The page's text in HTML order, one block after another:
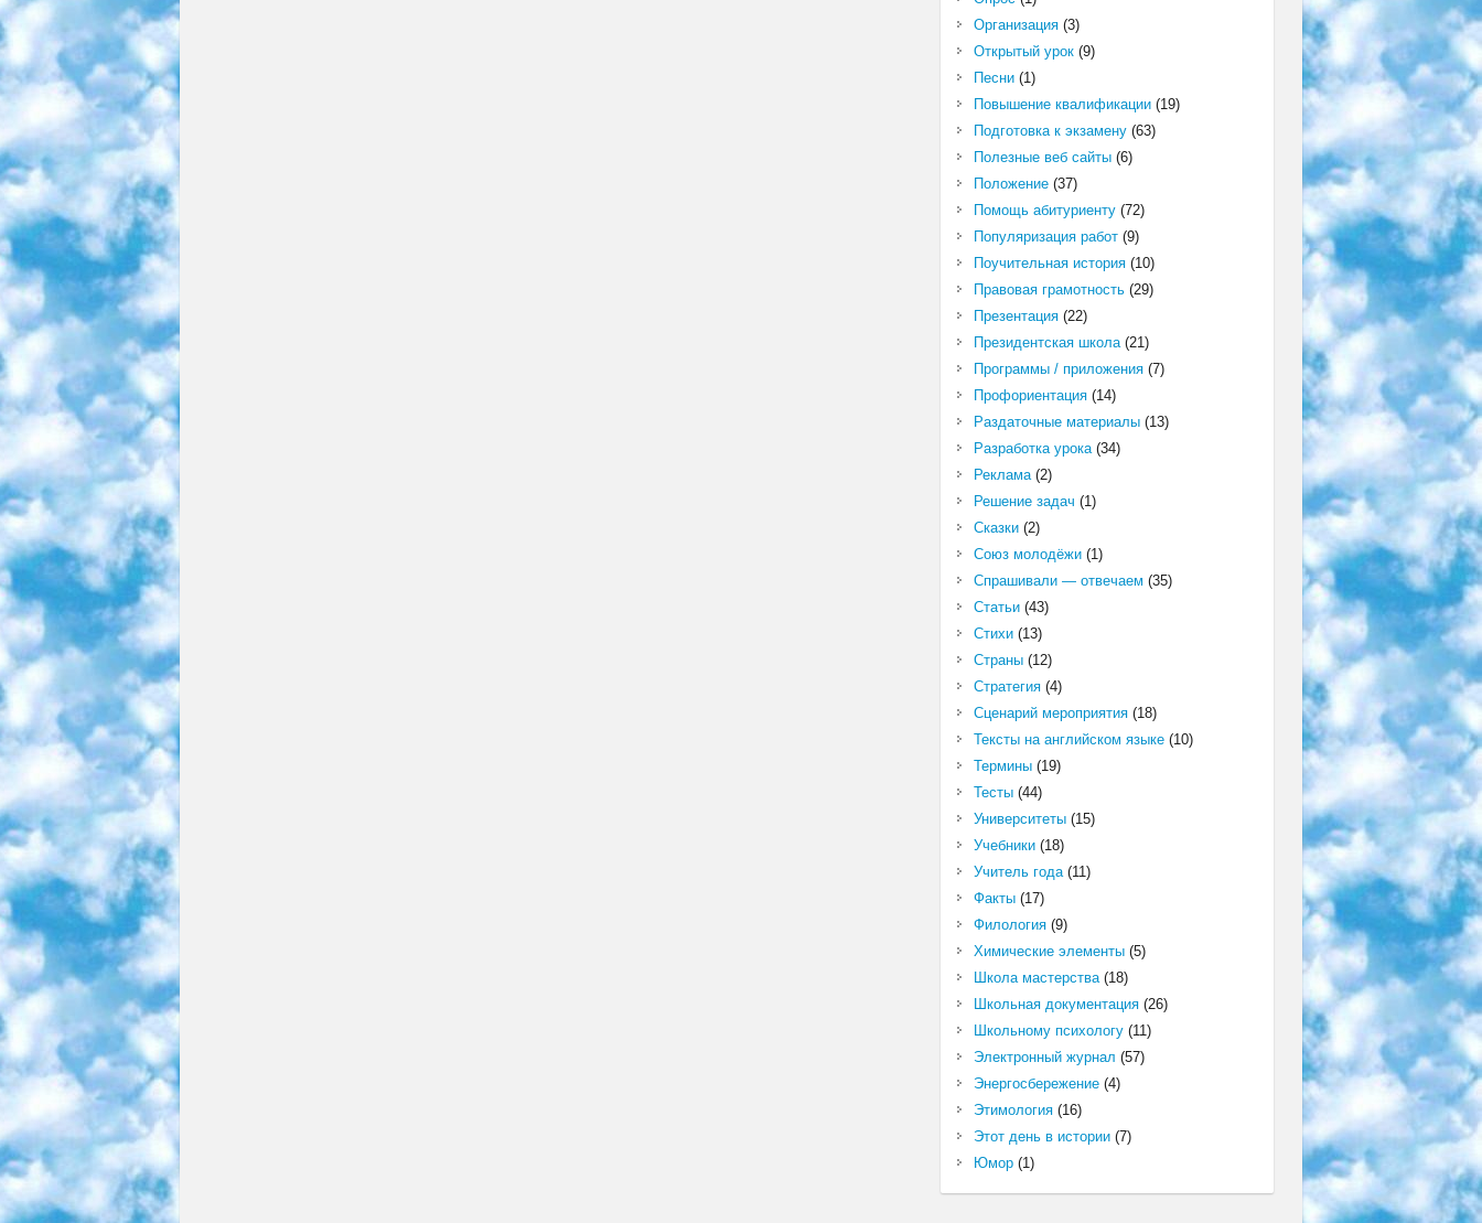
Организация(3)
Открытый урок(9)
Песни(1)
Повышение квалификации(19)
Подготовка к экзамену(63)
Полезные веб сайты(6)
Положение(37)
Помощь абитуриенту(72)
Популяризация работ(9)
Поучительная история(10)
Правовая грамотность(29)
Презентация(22)
Президентская школа(21)
Программы / приложения(7)
Профориентация(14)
Раздаточные материалы(13)
Разработка урока(34)
Реклама(2)
Решение задач (1)
Сказки(2)
Союз молодёжи(1)
Спрашивали — отвечаем (35)
Статьи(43)
Стихи(13)
Страны(12)
Стратегия(4)
Сценарий мероприятия(18)
Тексты на английском языке(10)
Термины(19)
Тесты(44)
Университеты(15)
Учебники(18)
Учитель года(11)
Факты(17)
Филология(9)
Химические элементы(5)
Школа мастерства(18)
Школьная документация(26)
Школьному психологу(11)
Электронный журнал (57)
Энергосбережение(4)
Этимология(16)
Этот день в истории(7)
Юмор(1)